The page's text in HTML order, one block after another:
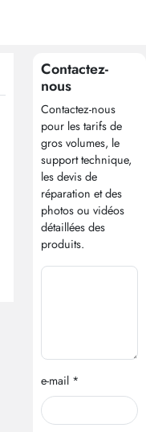
Contactez-
nous
Contactez-nous
pour les tarifs de
gros volumes, le
support technique,
les devis de
réparation et des
photos ou vidéos
détaillées des
produits.
e-mail *